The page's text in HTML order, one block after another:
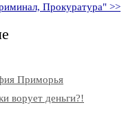
Прокуратура" >>
Приморья
ворует деньги?!